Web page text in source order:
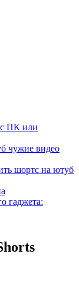
с ПК или
чужие видео
шортс на ютуб
гаджета: